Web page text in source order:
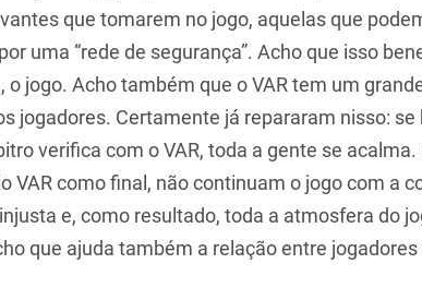
que tomarem no jogo, aquelas que
uma “rede de segurança”. Acho que isso
o jogo. Acho também que o VAR tem um
jogadores. Certamente já repararam nisso: se
verifica com o VAR, toda a gente se
VAR como final, não continuam o jogo com a
e, como resultado, toda a atmosfera do
que ajuda também a relação entre jogadores